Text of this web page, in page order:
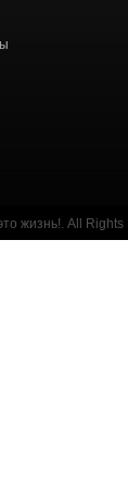
жизнь!. All Rights